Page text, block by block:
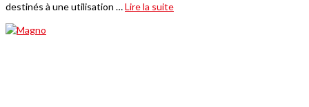
destinés à une utilisation …Lire la suite